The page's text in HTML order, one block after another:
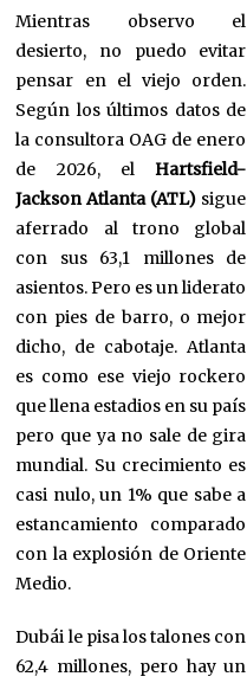
Mientras observo el
desierto, no puedo evitar
pensar en el viejo orden.
Según los últimos datos de
la consultora OAG de enero
de 2026, el Hartsfield-
Jackson Atlanta (ATL) sigue
aferrado al trono global
con sus 63,1 millones de
asientos. Pero es un liderato
con pies de barro, o mejor
dicho, de cabotaje. Atlanta
es como ese viejo rockero
que llena estadios en su país
pero que ya no sale de gira
mundial. Su crecimiento es
casi nulo, un 1% que sabe a
estancamiento comparado
con la explosión de Oriente
Medio.
Dubái le pisa los talones con
62,4 millones, pero hay un